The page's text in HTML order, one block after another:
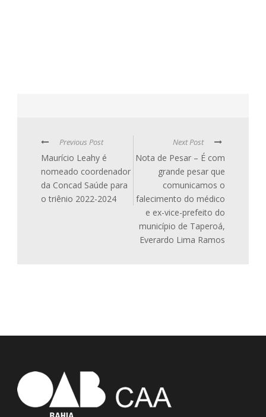
Previous Post
Maurício Leahy é
nomeado coordenador
da Concad Saúde para
o triênio 2022-2024
Next Post
Nota de Pesar – É com
grande pesar que
comunicamos o
falecimento do médico
e ex-vice-prefeito do
município de Taperoá,
Everardo Lima Ramos